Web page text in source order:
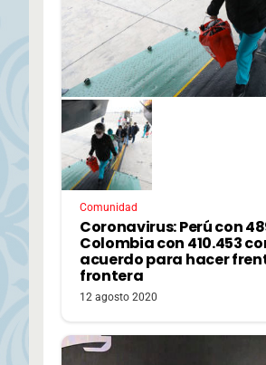
Comunidad
Coronavirus: Perú con
Colombia con 410.453
acuerdo para hacer
frontera
12 agosto 2020